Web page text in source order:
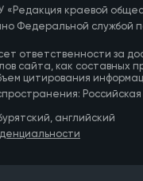
проинформируют
в Госдуму
пожарной опасности
округах
«Редакция краевой
Федеральной службой
ответственности за
сайта, как составных
цитирования
английский